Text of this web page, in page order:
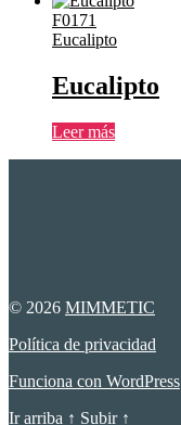
F0171
Eucalipto
Eucalipto
Leer más
© 2026 MIMMETIC
Política de privacidad
Funciona con WordPress
Ir arriba ↑ Subir ↑